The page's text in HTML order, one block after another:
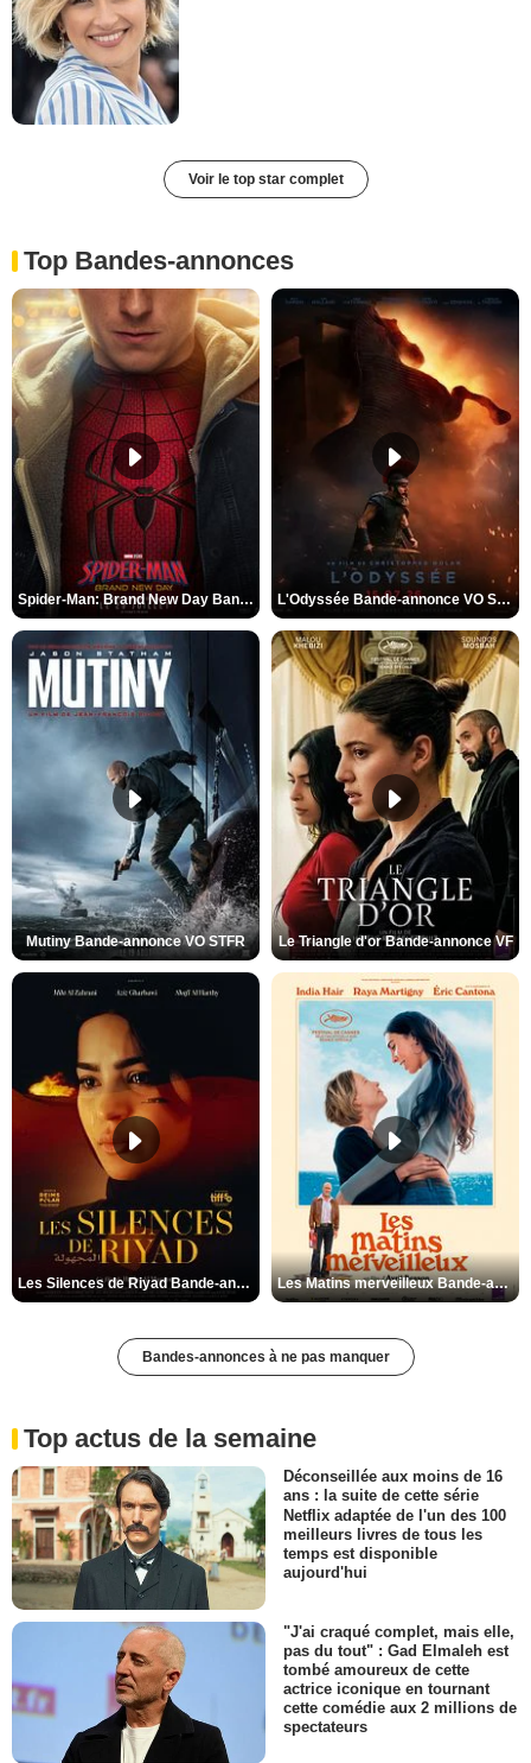
Voir le top star complet
Top Bandes-annonces
Spider-Man: Brand New Day Bande-annonce VO STFR L'Odyssée Bande-annonce VO STFR
Mutiny Bande-annonce VO STFR Le Triangle d'or Bande-annonce VF
Les Silences de Riyad Bande-annonce VO STFR Les Matins merveilleux Bande-annonce VF
Bandes-annonces à ne pas manquer
Top actus de la semaine
Déconseillée aux moins de 16
ans : la suite de cette série
Netflix adaptée de l'un des 100
meilleurs livres de tous les
temps est disponible
aujourd'hui
"J'ai craqué complet, mais elle,
pas du tout" : Gad Elmaleh est
tombé amoureux de cette
actrice iconique en tournant
cette comédie aux 2 millions de
spectateurs